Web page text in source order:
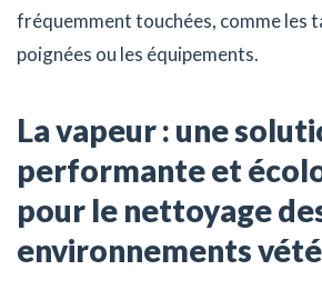
fréquemment touchées, comme les
poignées ou les équipements.
La vapeur : une
performante et
pour le nettoyage
environnements